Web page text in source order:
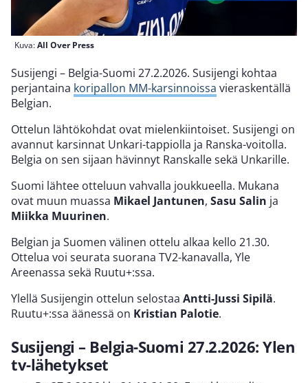
Kuva:All Over Press
Susijengi – Belgia-Suomi 27.2.2026. Susijengi kohtaa
perjantaina koripallon MM-karsinnoissa vieraskentällä
Belgian.
Ottelun lähtökohdat ovat mielenkiintoiset. Susijengi on
avannut karsinnat Unkari-tappiolla ja Ranska-voitolla.
Belgia on sen sijaan hävinnyt Ranskalle sekä Unkarille.
Suomi lähtee otteluun vahvalla joukkueella. Mukana
ovat muun muassa Mikael Jantunen, Sasu Salin ja
Miikka Muurinen.
Belgian ja Suomen välinen ottelu alkaa kello 21.30.
Ottelua voi seurata suorana TV2-kanavalla, Yle
Areenassa sekä Ruutu+:ssa.
Ylellä Susijengin ottelun selostaa Antti-Jussi Sipilä.
Ruutu+:ssa äänessä on Kristian Palotie.
Susijengi – Belgia-Suomi 27.2.2026: Ylen
tv-lähetykset